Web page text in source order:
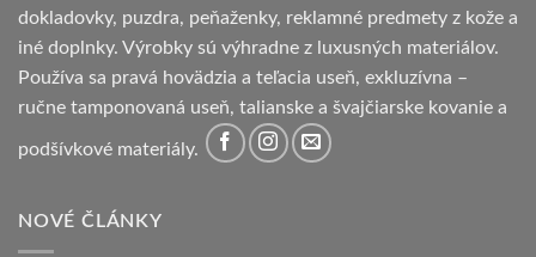
dokladovky, puzdra, peňaženky, reklamné predmety z kože a
iné doplnky. Výrobky sú výhradne z luxusných materiálov.
Používa sa pravá hovädzia a teľacia useň, exkluzívna –
ručne tamponovaná useň, talianske a švajčiarske kovanie a
podšívkové materiály.
NOVÉ ČLÁNKY